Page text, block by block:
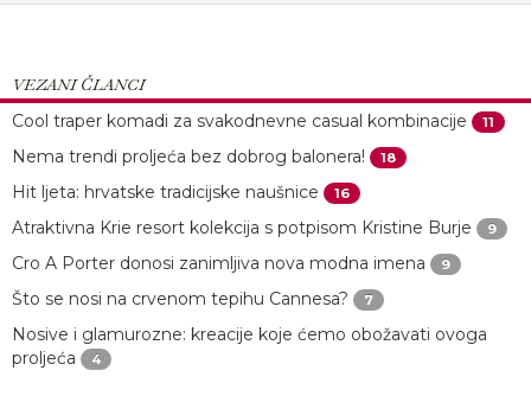
VEZANI ČLANCI
Cool traper komadi za svakodnevne casual kombinacije
11
Nema trendi proljeća bez dobrog balonera! 18
Hit ljeta: hrvatske tradicijske naušnice 16
Atraktivna Krie resort kolekcija s potpisom Kristine Burje 9
Cro A Porter donosi zanimljiva nova modna imena 9
Što se nosi na crvenom tepihu Cannesa? 7
Nosive i glamurozne: kreacije koje ćemo obožavati ovoga
proljeća
4